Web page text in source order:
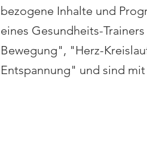
bezogene Inhalte und
eines Gesundheits-
Bewegung", "Herz-
Entspannung" und sind